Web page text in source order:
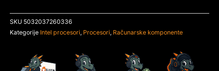
Box
količina
SKU 5032037260336
Kategorije Intel procesori, Procesori, Računarske komponente